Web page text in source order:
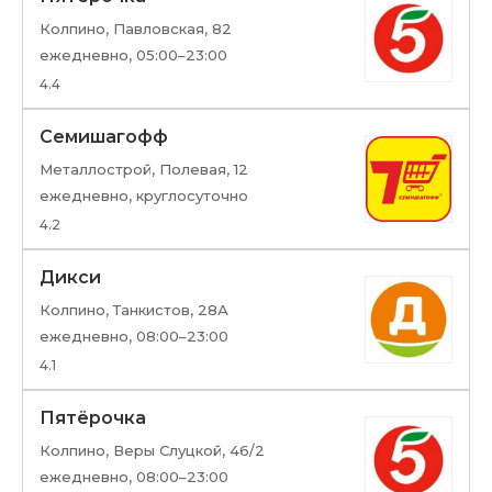
СЫР ПЛАВЛЕНЫЙ сливочный, 55%, Hochland,
400 г — 282.79 ₽
Иней, 300 г — 272.69 ₽
ПЕЛЬМЕНИ SИБИРСКАЯ КОЛЛЕКЦИЯ classic,
мини, со сливками, 700 г — 302.99 ₽
СЫР МЯГКИЙ БРИ premium, 60%, Aventino, 125 г
— 242.39 ₽
КОЛБАСА БАЛЫКОВАЯ варено-копченая,
Черный Кабан, 290 г — 252.49 ₽
ЧЕБУРЕК С МЯСОМ Быстроном, 85 г — 25.24 ₽
СМЕТАНА 20%, Село Зеленое, 300 г — 121.19 ₽
Колпино, Павловская, 82
ежедневно, 05:00–23:00
4.4
Семишагофф
Металлострой, Полевая, 12
ежедневно, круглосуточно
4.2
Дикси
Колпино, Танкистов, 28А
ежедневно, 08:00–23:00
4.1
Пятёрочка
Колпино, Веры Слуцкой, 46/2
ежедневно, 08:00–23:00